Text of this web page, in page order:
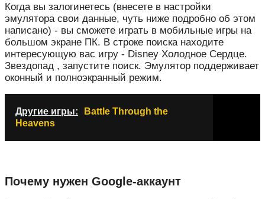
Когда вы залогинетесь (внесете в настройки
эмулятора свои данные, чуть ниже подробно об этом
написано) - вы сможете играть в мобильные игры на
большом экране ПК. В строке поиска находите
интересующую вас игру - Disney Холодное Сердце.
Звездопад , запустите поиск. Эмулятор поддерживает
оконный и полноэкранный режим.
Другие игры:
Battle Through the
Heavens
Почему нужен Google-аккаунт